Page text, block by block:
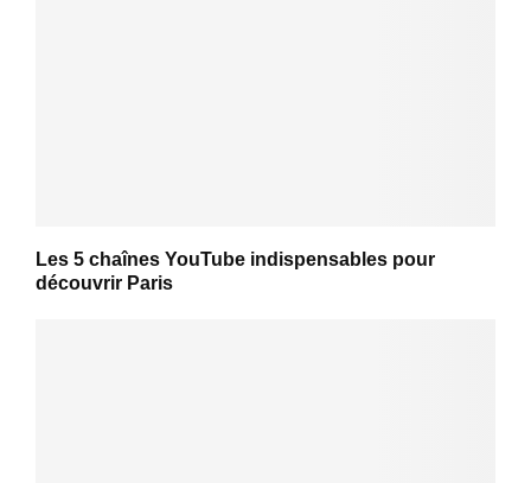
Les 5 chaînes YouTube indispensables pour
découvrir Paris